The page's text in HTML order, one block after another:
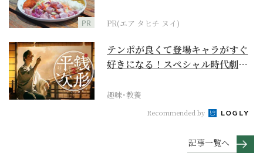
PR PR(エア タヒチ ヌイ)
テンポが良くて登場キャラがすぐ
好きになる！スペシャル時代劇
趣味･教養
Recommended by
記事一覧へ